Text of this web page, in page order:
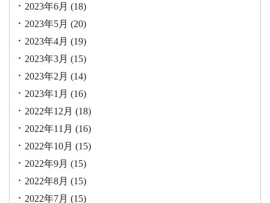
2023年6月 (18)
2023年5月 (20)
2023年4月 (19)
2023年3月 (15)
2023年2月 (14)
2023年1月 (16)
2022年12月 (18)
2022年11月 (16)
2022年10月 (15)
2022年9月 (15)
2022年8月 (15)
2022年7月 (15)